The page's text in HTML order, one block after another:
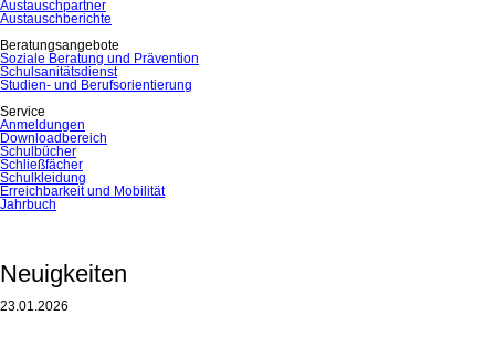
Austauschpartner
Austauschberichte
Beratungsangebote
Soziale Beratung und Prävention
Schulsanitätsdienst
Studien- und Berufsorientierung
Service
Anmeldungen
Downloadbereich
Schulbücher
Schließfächer
Schulkleidung
Erreichbarkeit und Mobilität
Jahrbuch
Neuigkeiten
23.01.2026